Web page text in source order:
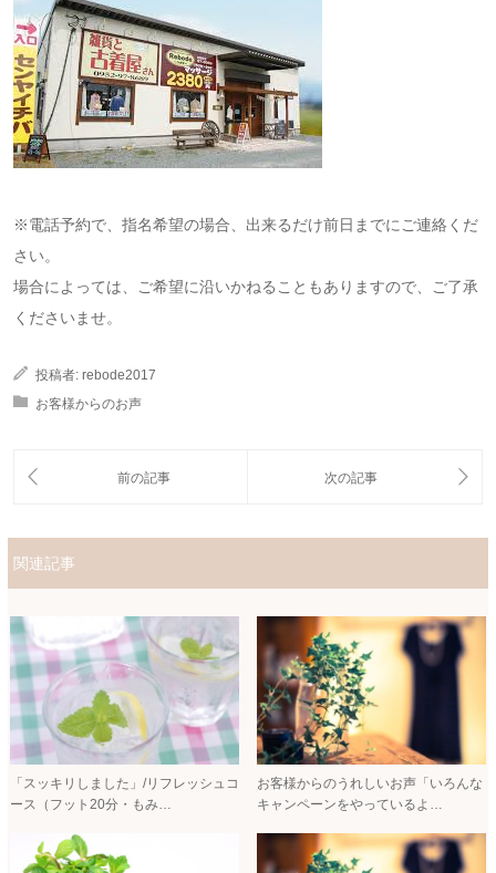
※電話予約で、指名希望の場合、出来るだけ前日までにご連絡くだ
さい。
場合によっては、ご希望に沿いかねることもありますので、ご了承
くださいませ。
投稿者: rebode2017
お客様からのお声
関連記事
「スッキリしました」/リフレッシュコ
ース（フット20分・もみ…
お客様からのうれしいお声「いろんな
キャンペーンをやっているよ…